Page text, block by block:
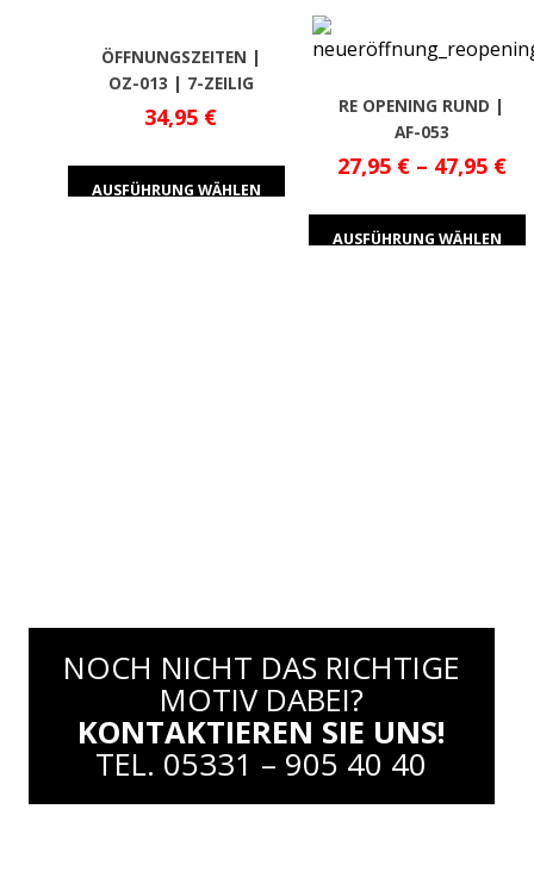
ÖFFNUNGSZEITEN |
OZ-013 | 7-ZEILIG
34,95 €
AUSFÜHRUNG WÄHLEN
RE OPENING RUND |
AF-053
27,95 €– 47,95 €
AUSFÜHRUNG WÄHLEN
NOCH NICHT DAS RICHTIGE
MOTIV DABEI?
KONTAKTIEREN SIE UNS!
TEL. 05331 – 905 40 40